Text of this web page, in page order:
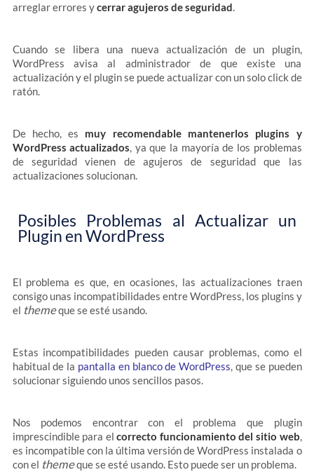
arreglar errores ycerrar agujeros de seguridad.
Cuando se libera una nueva actualización de un plugin,
WordPress avisa al administrador de que existe una
actualización y el plugin se puede actualizar con un solo click de
ratón.
De hecho, es muy recomendable mantenerlos plugins y
WordPress actualizados, ya que la mayoría de los problemas
de seguridad vienen de agujeros de seguridad que las
actualizaciones solucionan.
Posibles Problemas al Actualizar un
Plugin en WordPress
El problema es que, en ocasiones, las actualizaciones traen
consigo unas incompatibilidades entre WordPress, los plugins y
el themeque se esté usando.
Estas incompatibilidades pueden causar problemas, como el
habitual de la pantalla en blanco de WordPress, que se pueden
solucionar siguiendo unos sencillos pasos.
Nos podemos encontrar con el problema que plugin
imprescindible para elcorrecto funcionamiento del sitio web,
es incompatible con la última versión de WordPress instalada o
con el themeque se esté usando. Esto puede ser un problema.